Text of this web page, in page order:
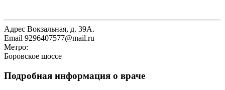
Адрес Вокзальная, д. 39А.
Email 9296407577@mail.ru
Метро:
Боровское шоссе
Подробная информация о враче